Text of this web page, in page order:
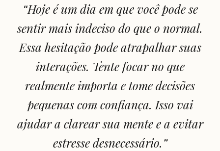
“Hoje é um dia em que você pode se
sentir mais indeciso do que o normal.
Essa hesitação pode atrapalhar suas
interações. Tente focar no que
realmente importa e tome decisões
pequenas com confiança. Isso vai
ajudar a clarear sua mente e a evitar
estresse desnecessário.”